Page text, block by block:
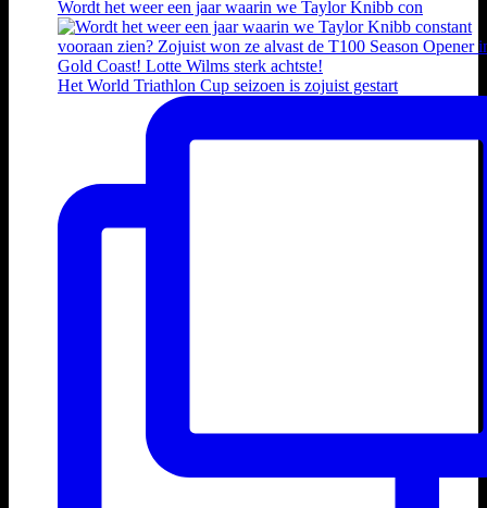
Wordt het weer een jaar waarin we Taylor Knibb con
Het World Triathlon Cup seizoen is zojuist gestart